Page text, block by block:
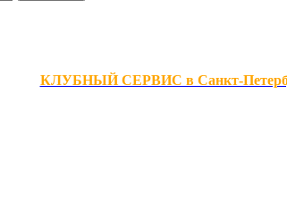
КЛУБНЫЙ СЕРВИС в Санкт-